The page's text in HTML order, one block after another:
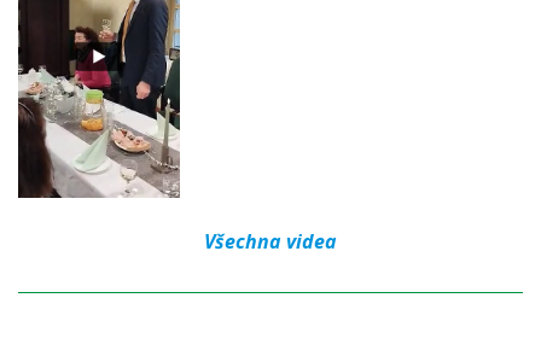
Všechna videa